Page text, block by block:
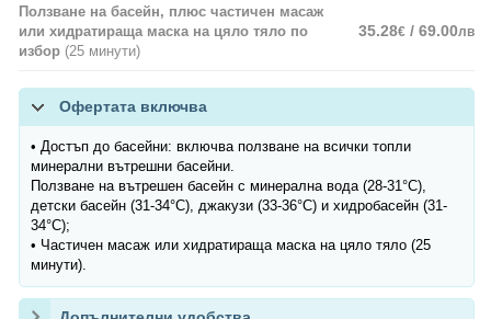
Ползване на басейн, плюс частичен масаж
или хидратираща маска на цяло тяло по
избор (25 минути)
35.28€ / 69.00лв
Офертата включва
• Достъп до басейни: включва ползване на всички топли
минерални вътрешни басейни.
Ползване на вътрешен басейн с минерална вода (28-31°C),
детски басейн (31-34°C), джакузи (33-36°C) и хидробасейн (31-
34°C);
• Частичен масаж или хидратираща маска на цяло тяло (25
минути).